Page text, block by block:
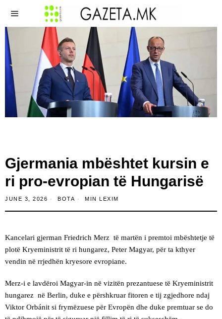
Gjermania mbështet kursin e
ri pro-evropian të Hungarisë
JUNE 3, 2026 BOTA MIN LEXIM
Kancelari gjerman Friedrich Merz të martën i premtoi mbështetje të
plotë Kryeministrit të ri hungarez, Peter Magyar, për ta kthyer
vendin në rrjedhën kryesore evropiane.
Merz-i e lavdëroi Magyar-in në vizitën prezantuese të Kryeministrit
hungarez në Berlin, duke e përshkruar fitoren e tij zgjedhore ndaj
Viktor Orbánit si frymëzuese për Evropën dhe duke premtuar se do